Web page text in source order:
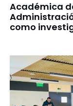
Académica
como